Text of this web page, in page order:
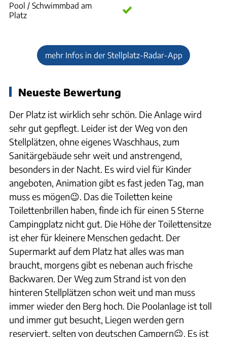
Pool / Schwimmbad am
Platz
mehr Infos in der Stellplatz-Radar-App
Neueste Bewertung
Der Platz ist wirklich sehr schön. Die Anlage wird
sehr gut gepflegt. Leider ist der Weg von den
Stellplätzen, ohne eigenes Waschhaus, zum
Sanitärgebäude sehr weit und anstrengend,
besonders in der Nacht. Es wird viel für Kinder
angeboten, Animation gibt es fast jeden Tag, man
muss es mögen😉. Das die Toiletten keine
Toilettenbrillen haben, finde ich für einen 5 Sterne
Campingplatz nicht gut. Die Höhe der Toilettensitze
ist eher für kleinere Menschen gedacht. Der
Supermarkt auf dem Platz hat alles was man
braucht, morgens gibt es nebenan auch frische
Backwaren. Der Weg zum Strand ist von den
hinteren Stellplätzen schon weit und man muss
immer wieder den Berg hoch. Die Poolanlage ist toll
und immer gut besucht, Liegen werden gern
reserviert, selten von deutschen Campern😉. Es ist